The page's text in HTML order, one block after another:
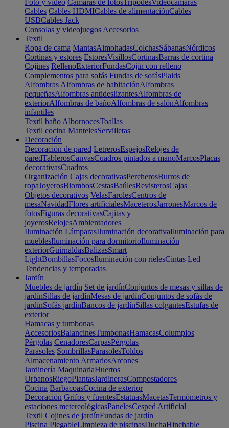
Foto y vídeo Cámaras de fotosTrípodesVideocámaras
Cables Cables HDMICables de alimentaciónCables
USBCables Jack
Consolas y videojuegos Accesorios
Textil
Ropa de cama MantasAlmohadasColchasSábanasNórdicos
Cortinas y estores EstoresVisillosCortinasBarras de cortina
Cojines RellenoExteriorFundasCojín con relleno
Complementos para sofás Fundas de sofásPlaids
Alfombras Alfombras de habitaciónAlfombras
pequeñasAlfombras antideslizantesAlfombras de
exteriorAlfombras de bañoAlfombras de salónAlfombras
infantiles
Textil baño AlbornocesToallas
Textil cocina MantelesServilletas
Decoración
Decoración de pared LetrerosEspejosRelojes de
paredTablerosCanvasCuadros pintados a manoMarcosPlacas
decorativasCuadros
Organización Cajas decorativasPercherosBurros de
ropaJoyerosBiombosCestasBaúlesRevisterosCajas
Objetos decorativos VelasFarolesCentros de
mesaNavidadFlores artificialesMaceterosJarronesMarcos de
fotosFiguras decorativasCajitas y
joyerosRelojesAmbientadores
Iluminación LámparasIluminación decorativaIluminación para
mueblesIluminación para dormitorioIluminación
exteriorGuirnaldasBalizasSmart
LightBombillasFocosIluminación con rielesCintas Led
Tendencias y temporadas
Jardín
Muebles de jardín Set de jardínConjuntos de mesas y sillas de
jardínSillas de jardínMesas de jardínConjuntos de sofás de
jardínSofás jardínBancos de jardínSillas colgantesEstufas de
exterior
Hamacas y tumbonas
AccesoriosBalancinesTumbonasHamacasColumpios
Pérgolas CenadoresCarpasPérgolas
Parasoles SombrillasParasolesToldos
Almacenamiento ArmariosArcones
Jardinería MaquinariaHuertos
UrbanosRiegoPlantasJardinerasCompostadores
Cocina BarbacoasCocina de exterior
Decoración Grifos y fuentesEstatuasMacetasTermómetros y
estaciones metereológicasPanelesCesped Artificial
Textil Cojines de jardínFundas de jardín
Piscina PlegableLimpieza de piscinasDuchaHinchable